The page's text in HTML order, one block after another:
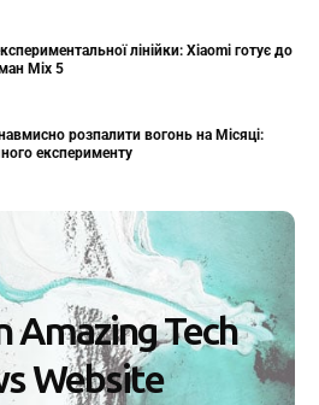
лінійки: Xiaomi готує до
Mix 5
розпалити вогонь на Місяці:
експерименту
Amazing Tech
Website